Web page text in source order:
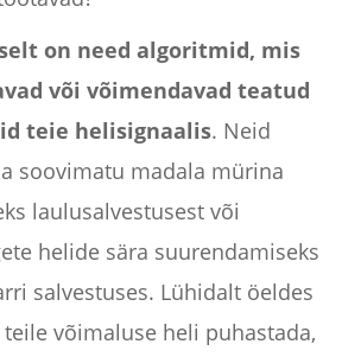
on need algoritmid, mis
või võimendavad teatud
teie helisignaalis. Neid
soovimatu madala mürina
laulusalvestusest või
helide sära suurendamiseks
salvestuses. Lühidalt öeldes
võimaluse heli puhastada,